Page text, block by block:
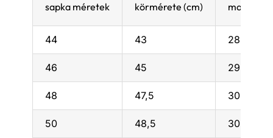
sapka méretek körmérete (cm)
44 43 28
46 45 29
48 47,5 30
50 48,5 30,5